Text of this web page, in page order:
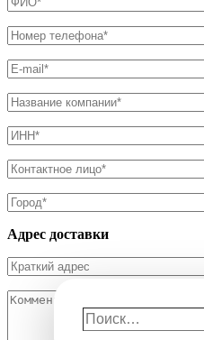
Адрес доставки
Поиск…